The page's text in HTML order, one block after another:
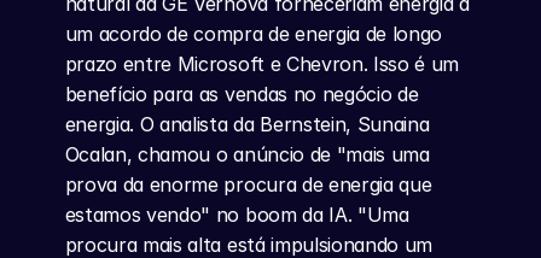
um acordo de compra de energia de longo
prazo entre Microsoft e Chevron. Isso é um
benefício para as vendas no negócio de
energia. O analista da Bernstein, Sunaina
Ocalan, chamou o anúncio de "mais uma
prova da enorme procura de energia que
estamos vendo" no boom da IA. "Uma
procura mais alta está impulsionando um